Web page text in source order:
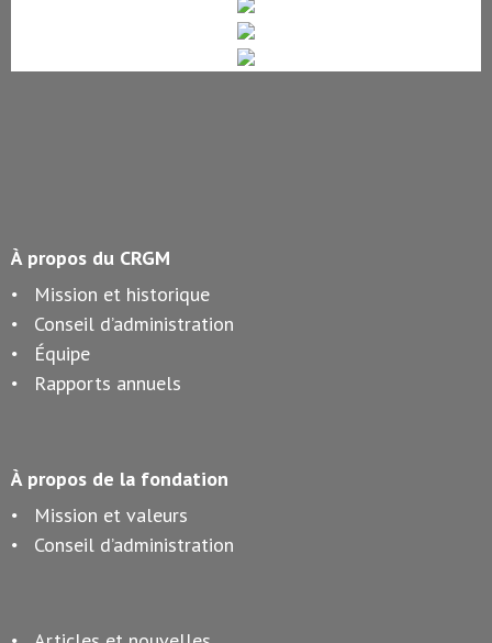
À propos du CRGM
Mission et historique
Conseil d’administration
Équipe
Rapports annuels
À propos de la fondation
Mission et valeurs
Conseil d’administration